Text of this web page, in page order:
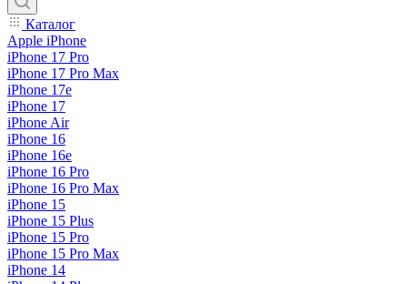
Каталог
Apple iPhone
iPhone 17 Pro
iPhone 17 Pro Max
iPhone 17e
iPhone 17
iPhone Air
iPhone 16
iPhone 16e
iPhone 16 Pro
iPhone 16 Pro Max
iPhone 15
iPhone 15 Plus
iPhone 15 Pro
iPhone 15 Pro Max
iPhone 14